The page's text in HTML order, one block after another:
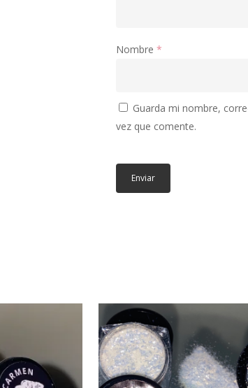
Nombre *
Guarda mi nombre,
vez que comente.